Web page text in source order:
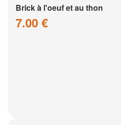
Brick à l'oeuf et au thon
7.00 €